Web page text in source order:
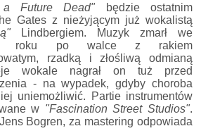
Future Dead"będzie ostatnim
Gates z nieżyjącym już wokalistą
Lindbergiem. Muzyk zmarł we
roku po walce z rakiem
rzadką i złośliwą odmianą
wokale nagrał on tuż przed
- na wypadek, gdyby choroba
uniemożliwić. Partie instrumentów
w "Fascination Street Studios".
Bogren, za mastering odpowiada